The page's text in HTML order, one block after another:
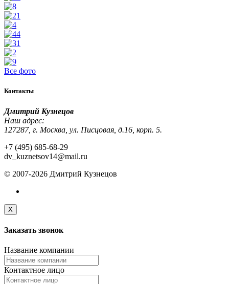
Все фото
Контакты
Дмитрий Кузнецов
Наш адрес:
127287, г. Москва, ул. Писцовая, д.16, корп. 5.
+7 (495) 685-68-29
dv_kuznetsov14@mail.ru
© 2007-2026 Дмитрий Кузнецов
X
Заказать звонок
Название компании
Контактное лицо